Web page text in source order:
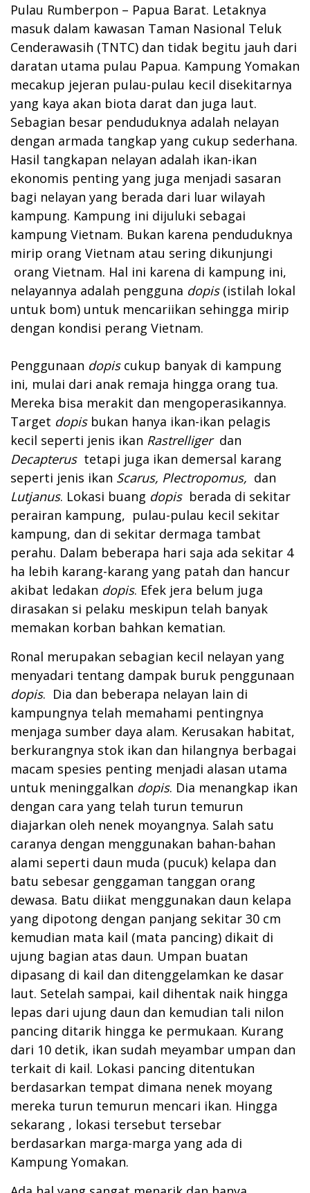
Pulau Rumberpon – Papua Barat. Letaknya
masuk dalam kawasan Taman Nasional Teluk
Cenderawasih (TNTC) dan tidak begitu jauh dari
daratan utama pulau Papua. Kampung Yomakan
mecakup jejeran pulau-pulau kecil disekitarnya
yang kaya akan biota darat dan juga laut.
Sebagian besar penduduknya adalah nelayan
dengan armada tangkap yang cukup sederhana.
Hasil tangkapan nelayan adalah ikan-ikan
ekonomis penting yang juga menjadi sasaran
bagi nelayan yang berada dari luar wilayah
kampung. Kampung ini dijuluki sebagai
kampung Vietnam. Bukan karena penduduknya
mirip orang Vietnam atau sering dikunjungi
orang Vietnam. Hal ini karena di kampung ini,
nelayannya adalah pengguna dopis (istilah lokal
untuk bom) untuk mencariikan sehingga mirip
dengan kondisi perang Vietnam.
Penggunaan dopis cukup banyak di kampung
ini, mulai dari anak remaja hingga orang tua.
Mereka bisa merakit dan mengoperasikannya.
Target dopis bukan hanya ikan-ikan pelagis
kecil seperti jenis ikan Rastrelliger dan
Decapterus tetapi juga ikan demersal karang
seperti jenis ikan Scarus, Plectropomus, dan
Lutjanus. Lokasi buang dopisberada di sekitar
perairan kampung, pulau-pulau kecil sekitar
kampung, dan di sekitar dermaga tambat
perahu. Dalam beberapa hari saja ada sekitar 4
ha lebih karang-karang yang patah dan hancur
akibat ledakan dopis. Efek jera belum juga
dirasakan si pelaku meskipun telah banyak
memakan korban bahkan kematian.
Ronal merupakan sebagian kecil nelayan yang
menyadari tentang dampak buruk penggunaan
dopis. Dia dan beberapa nelayan lain di
kampungnya telah memahami pentingnya
menjaga sumber daya alam. Kerusakan habitat,
berkurangnya stok ikan dan hilangnya berbagai
macam spesies penting menjadi alasan utama
untuk meninggalkan dopis. Dia menangkap ikan
dengan cara yang telah turun temurun
diajarkan oleh nenek moyangnya. Salah satu
caranya dengan menggunakan bahan-bahan
alami seperti daun muda (pucuk) kelapa dan
batu sebesar genggaman tanggan orang
dewasa. Batu diikat menggunakan daun kelapa
yang dipotong dengan panjang sekitar 30 cm
kemudian mata kail (mata pancing) dikait di
ujung bagian atas daun. Umpan buatan
dipasang di kail dan ditenggelamkan ke dasar
laut. Setelah sampai, kail dihentak naik hingga
lepas dari ujung daun dan kemudian tali nilon
pancing ditarik hingga ke permukaan. Kurang
dari 10 detik, ikan sudah meyambar umpan dan
terkait di kail. Lokasi pancing ditentukan
berdasarkan tempat dimana nenek moyang
mereka turun temurun mencari ikan. Hingga
sekarang , lokasi tersebut tersebar
berdasarkan marga-marga yang ada di
Kampung Yomakan.